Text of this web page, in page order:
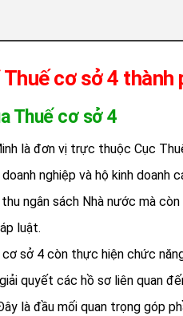
cơ sở 4 thành
Thuế cơ sở 4
là đơn vị trực thuộc Cục
nghiệp và hộ kinh doanh
ngân sách Nhà nước mà
luật.
sở 4 còn thực hiện chức
quyết các hồ sơ liên quan
là đầu mối quan trọng góp